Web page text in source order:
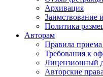
Архивация
Заимствование
Политика
Авторам
Правила приема
Требования к
Лицензионный
Авторские права